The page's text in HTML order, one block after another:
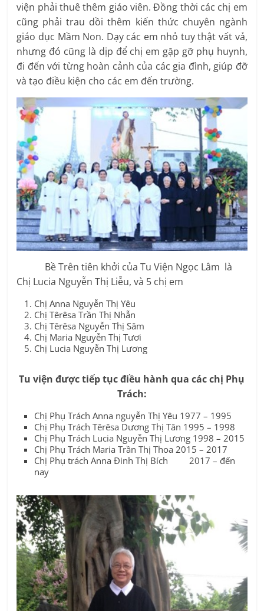
viện phải thuê thêm giáo viên. Đồng thời các chị em
cũng phải trau dồi thêm kiến thức chuyên ngành
giáo dục Mầm Non. Dạy các em nhỏ tuy thật vất vả,
nhưng đó cũng là dịp để chị em gặp gỡ phụ huynh,
đi đến với từng hoàn cảnh của các gia đình, giúp đỡ
và tạo điều kiện cho các em đến trường.
Bề Trên tiên khởi của Tu Viện Ngọc Lâm là
Chị Lucia Nguyễn Thị Liễu, và 5 chị em
Chị Anna Nguyễn Thị Yêu
Chị Têrêsa Trần Thị Nhẫn
Chị Têrêsa Nguyễn Thị Sâm
Chị Maria Nguyễn Thị Tươi
Chị Lucia Nguyễn Thị Lương
Tu viện được tiếp tục điều hành qua các chị Phụ
Trách:
Chị Phụ Trách Anna nguyễn Thị Yêu 1977 – 1995
Chị Phụ Trách Têrêsa Dương Thị Tân 1995 – 1998
Chị Phụ Trách Lucia Nguyễn Thị Lương 1998 – 2015
Chị Phụ Trách Maria Trần Thị Thoa 2015 – 2017
Chị Phụ trách Anna Đinh Thị Bích 2017 – đến
nay